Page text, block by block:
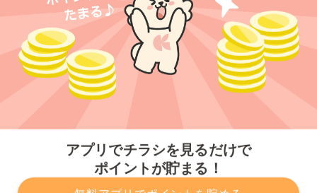
アプリでチラシを見るだけで
ポイントが貯まる！
今すぐアプリをダウンロードする